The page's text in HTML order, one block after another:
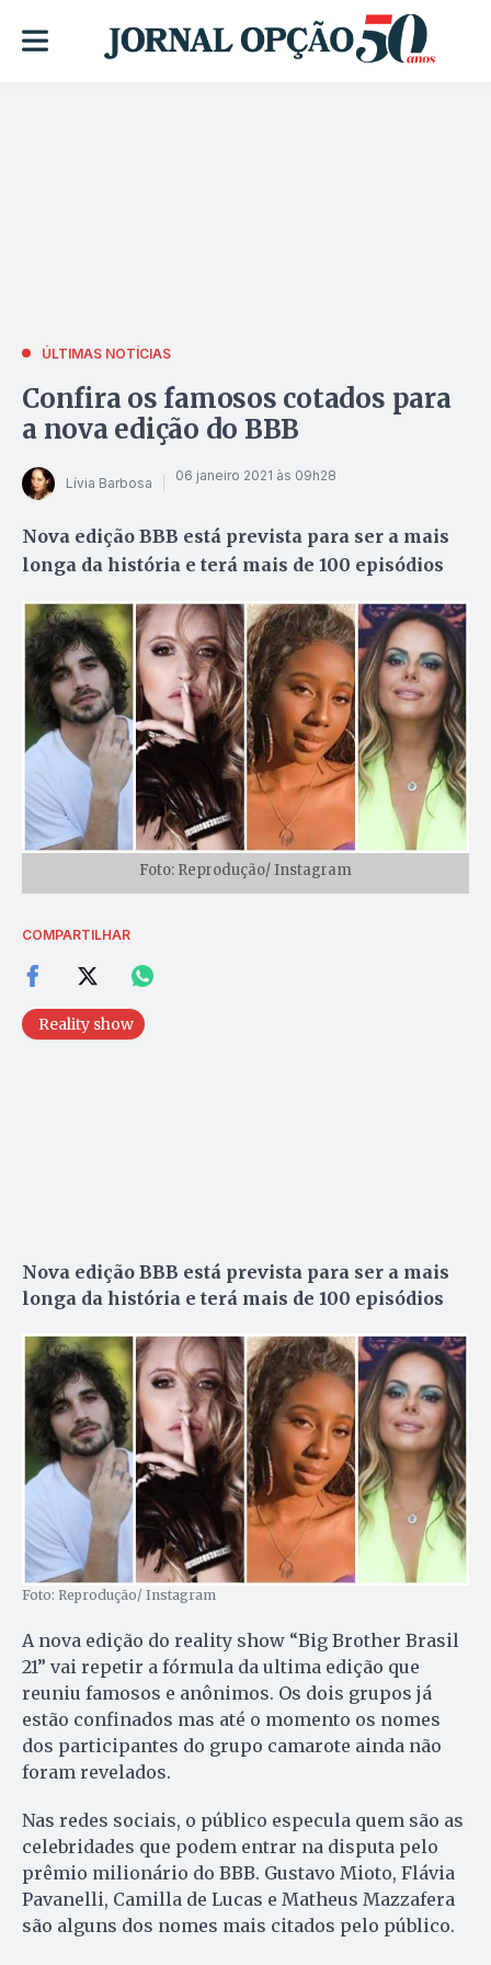
ÚLTIMAS NOTÍCIAS
Confira os famosos cotados para
a nova edição do BBB
Lívia Barbosa 06 janeiro 2021 às 09h28
Nova edição BBB está prevista para ser a mais
longa da história e terá mais de 100 episódios
Foto: Reprodução/ Instagram
COMPARTILHAR
Reality show
Nova edição BBB está prevista para ser a mais
longa da história e terá mais de 100 episódios
Foto: Reprodução/ Instagram
A nova edição do reality show “Big Brother Brasil
21” vai repetir a fórmula da ultima edição que
reuniu famosos e anônimos. Os dois grupos já
estão confinados mas até o momento os nomes
dos participantes do grupo camarote ainda não
foram revelados.
Nas redes sociais, o público especula quem são as
celebridades que podem entrar na disputa pelo
prêmio milionário do BBB. Gustavo Mioto, Flávia
Pavanelli, Camilla de Lucas e Matheus Mazzafera
são alguns dos nomes mais citados pelo público.